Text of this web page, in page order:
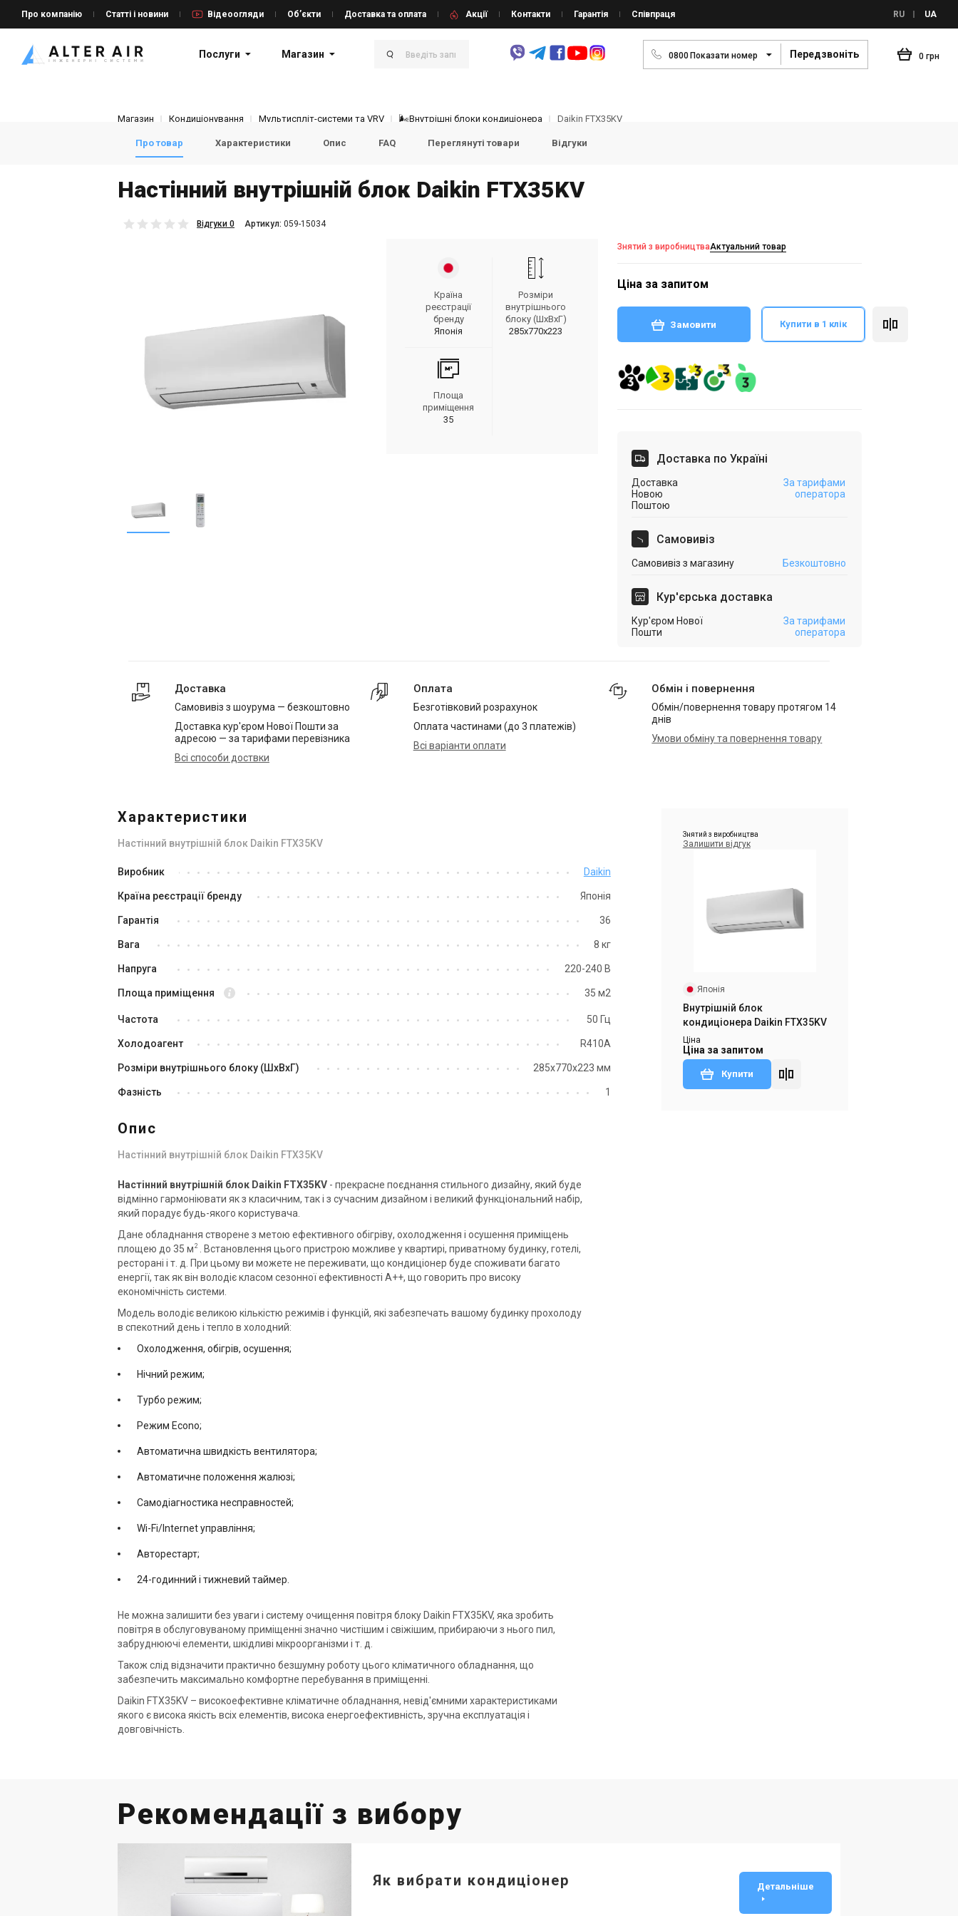
Про компанію Статті і новини Відеоогляди Об’єкти Доставка та оплата Акції Контакти Гарантія Співпраця RU UA
Послуги Магазин 0800Показати номер Передзвоніть 0 грн
Магазин Кондиціонування Мультиспліт-системи та VRV 🌬Внутрішні блоки кондиціонера Daikin FTX35KV
Про товар Характеристики Опис FAQ Переглянуті товари Відгуки
Настінний внутрішній блок Daikin FTX35KV
Відгуки 0 Aртикул: 059-15034
Країна
реєстрації
бренду
Японія
Розміри
внутрішнього
блоку (ШxВxГ)
285x770x223
Площа
приміщення
35
Знятий з виробництваАктуальний товар
Ціна за запитом
Замовити Купити в 1 клік
Доставка по Україні
Доставка
Новою
Поштою
За тарифами
оператора
Самовивіз
Самовивіз з магазину Безкоштовно
Кур'єрська доставка
Кур'єром Нової
Пошти
За тарифами
оператора
Доставка
Самовивіз з шоурума — безкоштовно
Доставка кур'єром Нової Пошти за
адресою — за тарифами перевізника
Всі способи доствки
Оплата
Безготівковий розрахунок
Оплата частинами (до 3 платежів)
Всі варіанти оплати
Обмін і повернення
Обмін/повернення товару протягом 14
днів
Умови обміну та повернення товару
Характеристики
Настінний внутрішній блок Daikin FTX35KV
Виробник Daikin
Країна реєстрації бренду Японія
Гарантія 36
Вага 8 кг
Напруга 220-240 В
Площа приміщення 35 м2
Частота 50 Гц
Холодоагент R410А
Розміри внутрішнього блоку (ШxВxГ) 285x770x223 мм
Фазність 1
Знятий з виробництва
Залишити відгук
Японія
Внутрішній блок
кондиціонера Daikin FTX35KV
Ціна
Ціна за запитом
Купити
Опис
Настінний внутрішній блок Daikin FTX35KV
Настінний внутрішній блок Daikin FTX35KV - прекрасне поєднання стильного дизайну, який буде
відмінно гармоніювати як з класичним, так і з сучасним дизайном і великий функціональний набір,
який порадує будь-якого користувача.
Дане обладнання створене з метою ефективного обігріву, охолодження і осушення приміщень
площею до 35 м 2
. Встановлення цього пристрою можливе у квартирі, приватному будинку, готелі,
ресторані і т. д. При цьому ви можете не переживати, що кондиціонер буде споживати багато
енергії, так як він володіє класом сезонної ефективності А++, що говорить про високу
економічність системи.
Модель володіє великою кількістю режимів і функцій, які забезпечать вашому будинку прохолоду
в спекотний день і тепло в холодний:
Охолодження, обігрів, осушення;
Нічний режим;
Турбо режим;
Режим Econo;
Автоматична швидкість вентилятора;
Автоматичне положення жалюзі;
Самодіагностика несправностей;
Wi-Fi/Internet управління;
Авторестарт;
24-годинний і тижневий таймер.
Не можна залишити без уваги і систему очищення повітря блоку Daikin FTX35KV, яка зробить
повітря в обслуговуваному приміщенні значно чистішим і свіжішим, прибираючи з нього пил,
забруднюючі елементи, шкідливі мікроорганізми і т. д.
Також слід відзначити практично безшумну роботу цього кліматичного обладнання, що
забезпечить максимально комфортне перебування в приміщенні.
Daikin FTX35KV – високоефективне кліматичне обладнання, невід'ємними характеристиками
якого є висока якість всіх елементів, висока енергоефективність, зручна експлуатація і
довговічність.
Рекомендації з вибору
Як вибрати кондиціонер Детальніше